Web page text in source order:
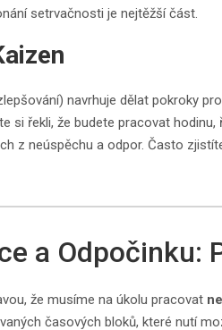
setrvačnosti je nejtěžší část.
navrhuje dělat pokroky
si řekli, že budete pracovat hodinu,
z neúspěchu a odpor. Často
a Odpočinku:
že musíme na úkolu pracovat
časových bloků, které nutí